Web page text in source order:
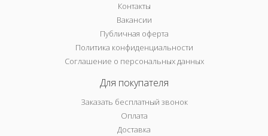
Контакты
Вакансии
Публичная оферта
Политика конфиденциальности
Соглашение о персональных данных
Для покупателя
Заказать бесплатный звонок
Оплата
Доставка